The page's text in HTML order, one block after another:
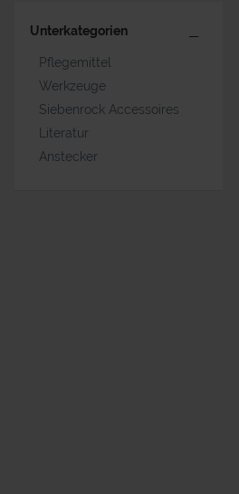
Unterkategorien
Pflegemittel
Werkzeuge
Siebenrock Accessoires
Literatur
Anstecker